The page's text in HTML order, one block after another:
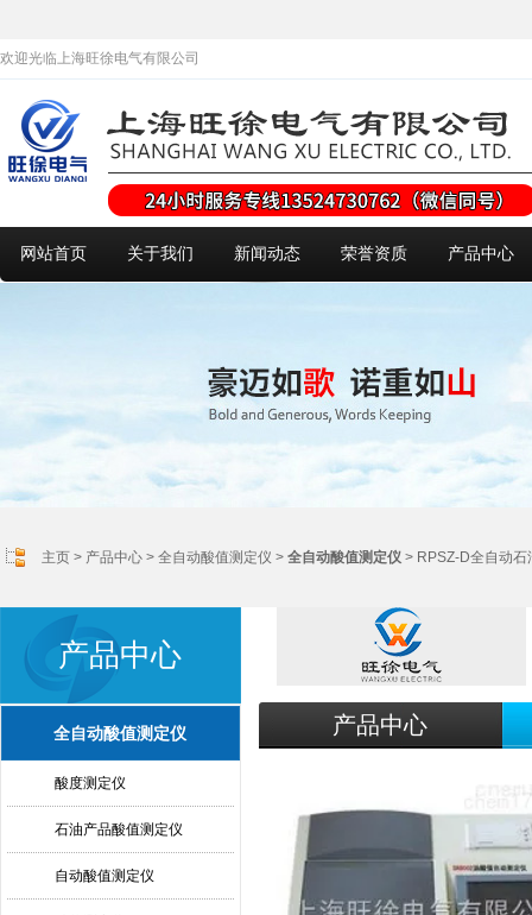
欢迎光临上海旺徐电气有限公司
网站首页 关于我们 新闻动态 荣誉资质 产品中心
主页 > 产品中心 > 全自动酸值测定仪 > 全自动酸值测定仪 > RPSZ-D全自动
产品中心
全自动酸值测定仪
酸度测定仪
石油产品酸值测定仪
自动酸值测定仪
产品中心